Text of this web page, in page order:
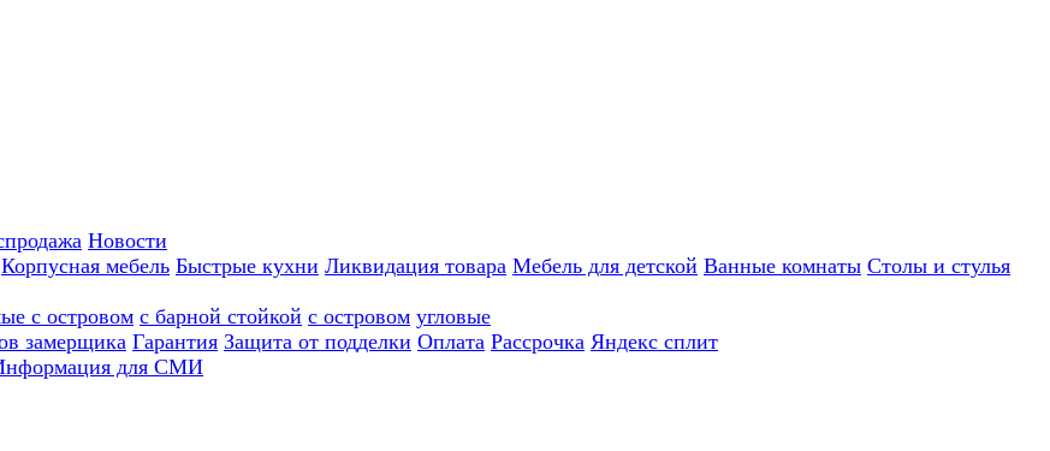
Новости
Корпусная мебель Быстрые кухни Ликвидация товара Мебель для детской Ванные комнаты Столы и стулья
с островом с барной стойкой с островом угловые
замерщика Гарантия Защита от подделки Оплата Рассрочка Яндекс сплит
для СМИ